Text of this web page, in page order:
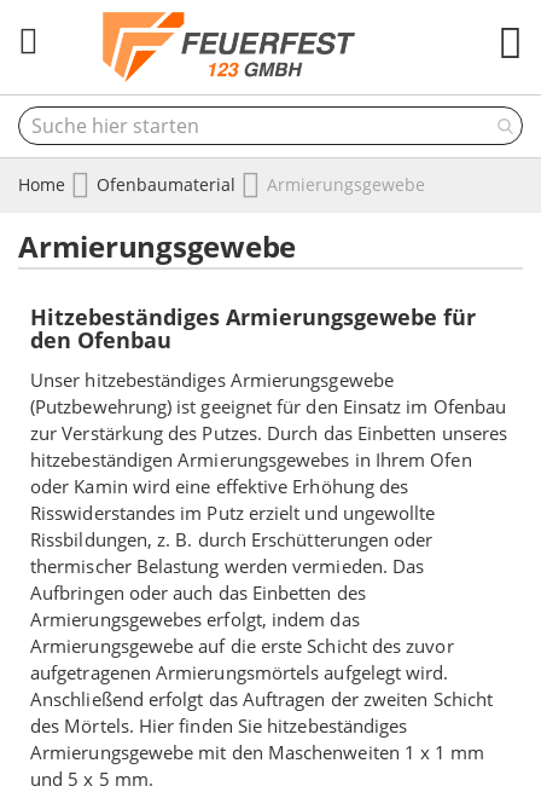
Home Ofenbaumaterial Armierungsgewebe
Armierungsgewebe
Hitzebeständiges Armierungsgewebe für
den Ofenbau
Unser hitzebeständiges Armierungsgewebe
(Putzbewehrung) ist geeignet für den Einsatz im Ofenbau
zur Verstärkung des Putzes. Durch das Einbetten unseres
hitzebeständigen Armierungsgewebes in Ihrem Ofen
oder Kamin wird eine effektive Erhöhung des
Risswiderstandes im Putz erzielt und ungewollte
Rissbildungen, z. B. durch Erschütterungen oder
thermischer Belastung werden vermieden. Das
Aufbringen oder auch das Einbetten des
Armierungsgewebes erfolgt, indem das
Armierungsgewebe auf die erste Schicht des zuvor
aufgetragenen Armierungsmörtels aufgelegt wird.
Anschließend erfolgt das Auftragen der zweiten Schicht
des Mörtels. Hier finden Sie hitzebeständiges
Armierungsgewebe mit den Maschenweiten 1 x 1 mm
und 5 x 5 mm.